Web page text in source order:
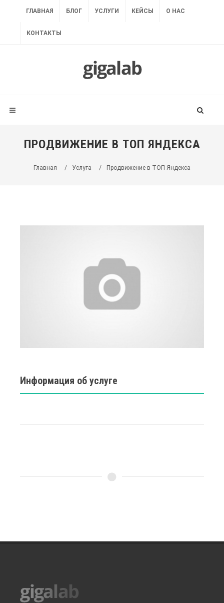
ГЛАВНАЯ БЛОГ УСЛУГИ КЕЙСЫ О НАС
КОНТАКТЫ
ПРОДВИЖЕНИЕ В ТОП ЯНДЕКСА
Главная / Услуга / Продвижение в ТОП Яндекса
Информация об услуге